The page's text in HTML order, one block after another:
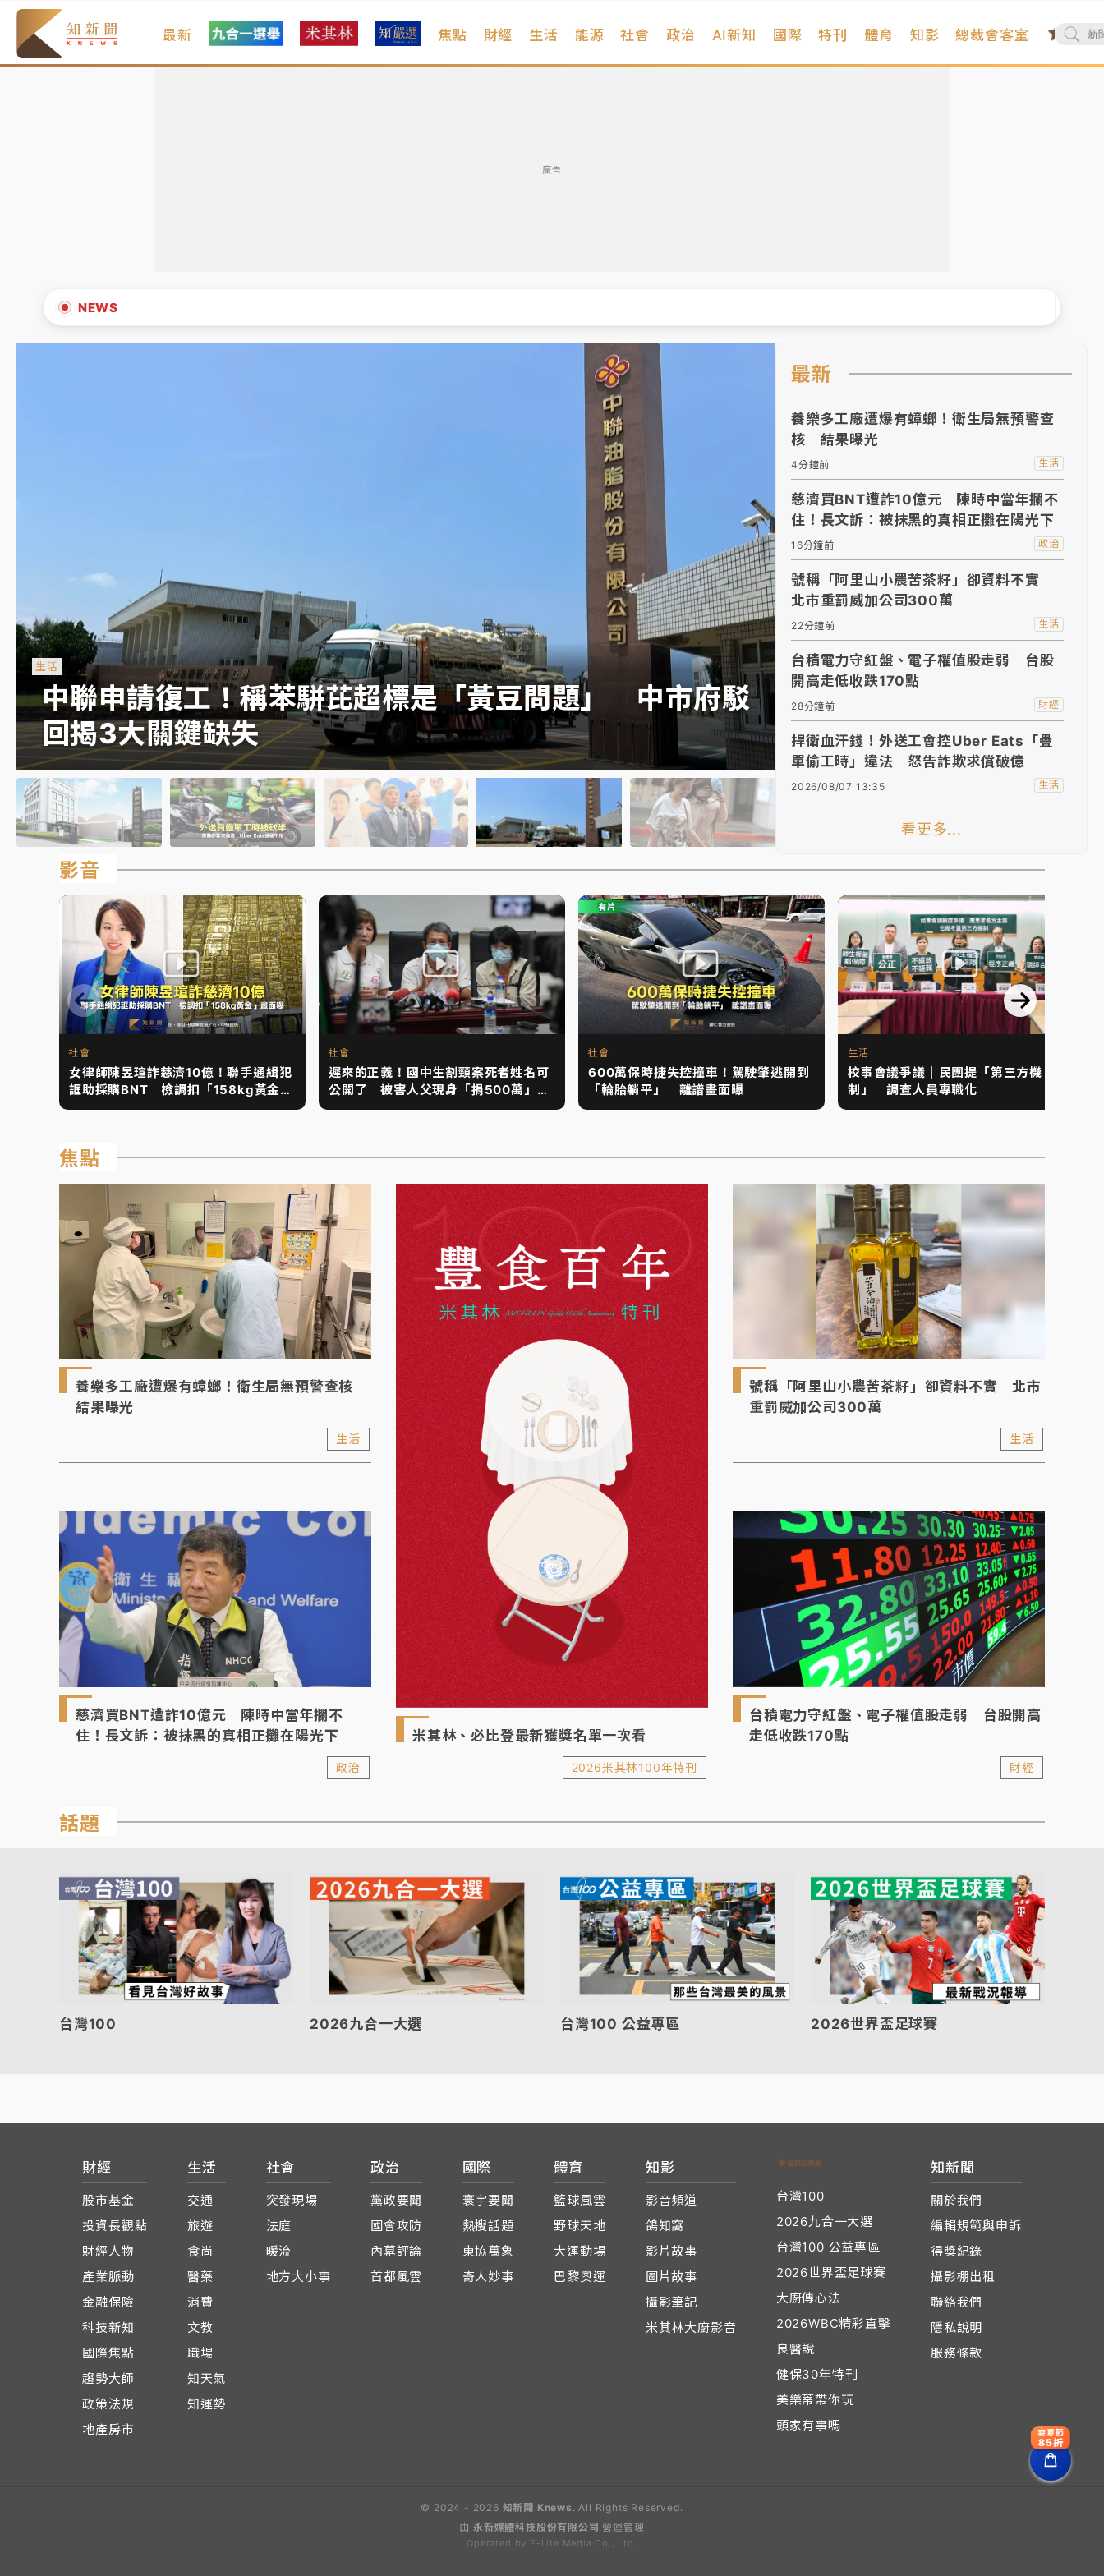
最新 焦點 財經 生活 能源 社會 政治 AI新知 國際 特刊 體育 知影 總裁會客室
廣告
NEWS
中信慈善基金會想增加董事人數！辜仲諒向法院聲請遭駁 理由曝光
故宮《龍藏經》特展第2檔！今線上預約開賣一度塞車 周六起展出延長至晚上7時
故宮《龍藏經》特展第2檔！今線上預約開賣一度塞車 周六起展出延長至晚上7時
台東農業處長涉圖利渡假村！東檢抗告成功 今重開羈押庭
父親節泡湯了！中颱白海豚雨彈轟3天 「紅到發紫」降雨熱區曝
生活
中聯申請復工！稱苯駢芘超標是「黃豆問題」 中市府駁
回揭3大關鍵缺失
生活
中颱白海豚逼近估14
開炸熱區曝
最新
養樂多工廠遭爆有蟑螂！衛生局無預警查
核 結果曝光
4分鐘前 生活
慈濟買BNT遭詐10億元 陳時中當年攔不
住！長文訴：被抹黑的真相正攤在陽光下
16分鐘前 政治
號稱「阿里山小農苦茶籽」卻資料不實
北市重罰威加公司300萬
22分鐘前 生活
台積電力守紅盤、電子權值股走弱 台股
開高走低收跌170點
28分鐘前 財經
捍衛血汗錢！外送工會控Uber Eats「疊
單偷工時」違法 怒告詐欺求償破億
2026/08/07 13:35 生活
看更多...
影音
社會
女律師陳昱瑄詐慈濟10億！聯手通緝犯
誆助採購BNT 檢調扣「158kg黃金」
畫面曝
社會
遲來的正義！國中生割頸案死者姓名可
公開了 被害人父現身「捐500萬」圓
子夢
社會
600萬保時捷失控撞車！駕駛肇逃開到
「輪胎躺平」 離譜畫面曝
生活
校事會議爭議｜民團提「第三方機
制」 調查人員專職化
焦點
養樂多工廠遭爆有蟑螂！衛生局無預警查核
結果曝光
生活
慈濟買BNT遭詐10億元 陳時中當年攔不
住！長文訴：被抹黑的真相正攤在陽光下
政治
米其林、必比登最新獲獎名單一次看
2026米其林100年特刊
號稱「阿里山小農苦茶籽」卻資料不實 北市
重罰威加公司300萬
生活
台積電力守紅盤、電子權值股走弱 台股開高
走低收跌170點
財經
話題
台灣100 2026九合一大選 台灣100 公益專區 2026世界盃足球賽
財經
股市基金
投資長觀點
財經人物
產業脈動
金融保險
科技新知
國際焦點
趨勢大師
政策法規
地產房市
生活
交通
旅遊
食尚
醫藥
消費
文教
職場
知天氣
知運勢
社會
突發現場
法庭
暖流
地方大小事
政治
黨政要聞
國會攻防
內幕評論
首都風雲
國際
寰宇要聞
熱搜話題
東協萬象
奇人妙事
體育
籃球風雲
野球天地
大運動場
巴黎奧運
知影
影音頻道
鴿知窩
影片故事
圖片故事
攝影筆記
米其林大廚影音
台灣100
2026九合一大選
台灣100 公益專區
2026世界盃足球賽
大廚傳心法
2026WBC精彩直擊
良醫說
健保30年特刊
美樂蒂帶你玩
頭家有事嗎
知新聞
關於我們
編輯規範與申訴
得獎紀錄
攝影棚出租
聯絡我們
隱私說明
服務條款
© 2024 - 2026 知新聞 Knews . All Rights Reserved.
由 永新媒體科技股份有限公司 營運管理
Operated by E-Lite Media Co., Ltd.
爽夏節
85折